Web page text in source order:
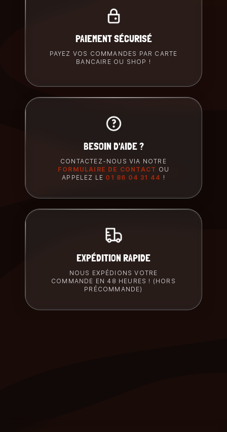
PAIEMENT SÉCURISÉ
PAYEZ VOS COMMANDES PAR CARTE
BANCAIRE OU SHOP !
BESOIN D'AIDE ?
CONTACTEZ-NOUS VIA NOTRE
FORMULAIRE DE CONTACT OU
APPELEZ LE 01 86 04 31 44 !
EXPÉDITION RAPIDE
NOUS EXPÉDIONS VOTRE
COMMANDE EN 48 HEURES ! (HORS
PRÉCOMMANDE)